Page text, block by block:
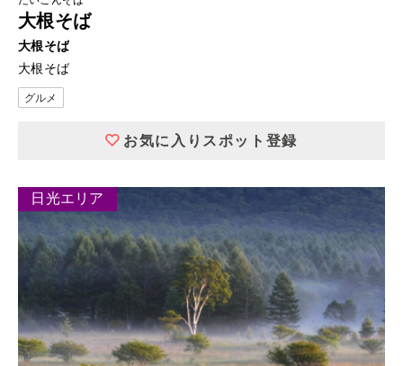
大根そば
大根そば
大根そば
グルメ
お気に入りスポット登録
日光エリア